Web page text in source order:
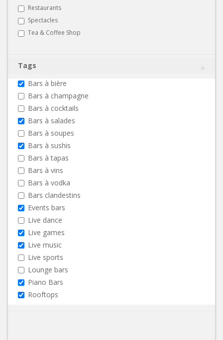
Restaurants
Spectacles
Tea & Coffee Shop
Tags
Bars à bière
Bars à champagne
Bars à cocktails
Bars à salades
Bars à soupes
Bars à sushis
Bars à tapas
Bars à vins
Bars à vodka
Bars clandestins
Events bars
Live dance
Live games
Live music
Live sports
Lounge bars
Piano Bars
Rooftops